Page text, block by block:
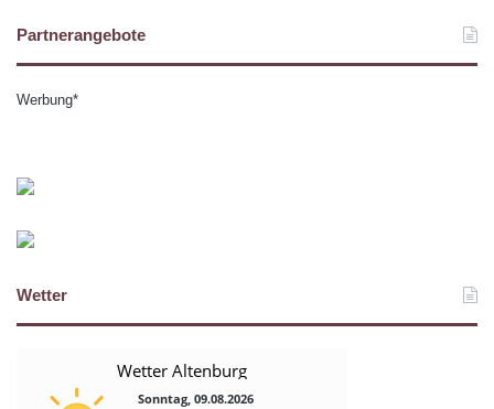
Partnerangebote
Werbung*
Wetter
Wetter Altenburg
Sonntag, 09.08.2026